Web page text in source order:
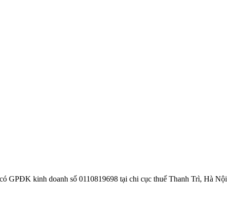
GPĐK kinh doanh số 0110819698 tại chi cục thuế Thanh Trì, Hà Nội